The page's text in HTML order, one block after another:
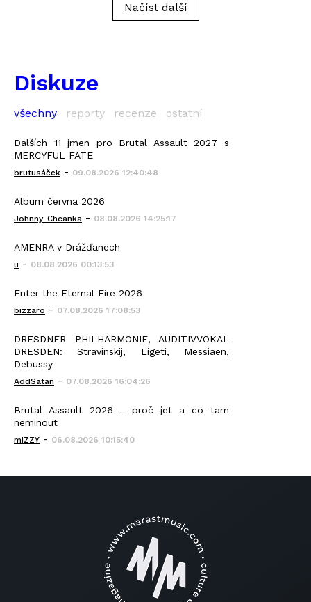
Načíst další
Diskuze
všechny reporty recenze ostatní
Dalších 11 jmen pro Brutal Assault 2027 s
MERCYFUL FATE
brutusáček - 09.08.2026 12:40:48
Album června 2026
Johnny_Chcanka - 08.08.2026 14:25:17
AMENRA v Drážďanech
u - 08.08.2026 00:13:53
Enter the Eternal Fire 2026
bizzaro - 07.08.2026 17:08:53
DRESDNER PHILHARMONIE, AUDITIVVOKAL
DRESDEN: Stravinskij, Ligeti, Messiaen,
Debussy
AddSatan - 07.08.2026 16:04:26
Brutal Assault 2026 - proč jet a co tam
neminout
mIZZY - 06.08.2026 10:15:40